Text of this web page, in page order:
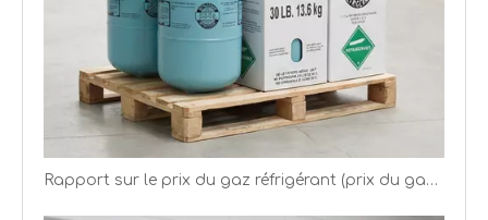
Rapport sur le prix du gaz réfrigérant (prix du gaz R22 R134a R125)